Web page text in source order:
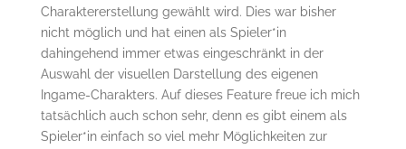
Charaktererstellung gewählt wird. Dies war bisher
nicht möglich und hat einen als Spieler*in
dahingehend immer etwas eingeschränkt in der
Auswahl der visuellen Darstellung des eigenen
Ingame-Charakters. Auf dieses Feature freue ich mich
tatsächlich auch schon sehr, denn es gibt einem als
Spieler*in einfach so viel mehr Möglichkeiten zur